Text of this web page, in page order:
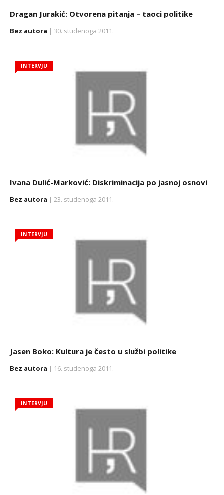
Dragan Jurakić: Otvorena pitanja – taoci politike
Bez autora | 30. studenoga 2011.
INTERVJU
Ivana Dulić-Marković: Diskriminacija po jasnoj osnovi
Bez autora | 23. studenoga 2011.
INTERVJU
Jasen Boko: Kultura je često u službi politike
Bez autora | 16. studenoga 2011.
INTERVJU